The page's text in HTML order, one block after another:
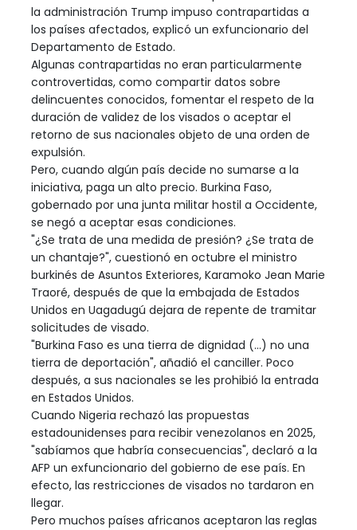
la administración Trump impuso contrapartidas a
los países afectados, explicó un exfuncionario del
Departamento de Estado.
Algunas contrapartidas no eran particularmente
controvertidas, como compartir datos sobre
delincuentes conocidos, fomentar el respeto de la
duración de validez de los visados o aceptar el
retorno de sus nacionales objeto de una orden de
expulsión.
Pero, cuando algún país decide no sumarse a la
iniciativa, paga un alto precio. Burkina Faso,
gobernado por una junta militar hostil a Occidente,
se negó a aceptar esas condiciones.
"¿Se trata de una medida de presión? ¿Se trata de
un chantaje?", cuestionó en octubre el ministro
burkinés de Asuntos Exteriores, Karamoko Jean Marie
Traoré, después de que la embajada de Estados
Unidos en Uagadugú dejara de repente de tramitar
solicitudes de visado.
"Burkina Faso es una tierra de dignidad (...) no una
tierra de deportación", añadió el canciller. Poco
después, a sus nacionales se les prohibió la entrada
en Estados Unidos.
Cuando Nigeria rechazó las propuestas
estadounidenses para recibir venezolanos en 2025,
"sabíamos que habría consecuencias", declaró a la
AFP un exfuncionario del gobierno de ese país. En
efecto, las restricciones de visados no tardaron en
llegar.
Pero muchos países africanos aceptaron las reglas